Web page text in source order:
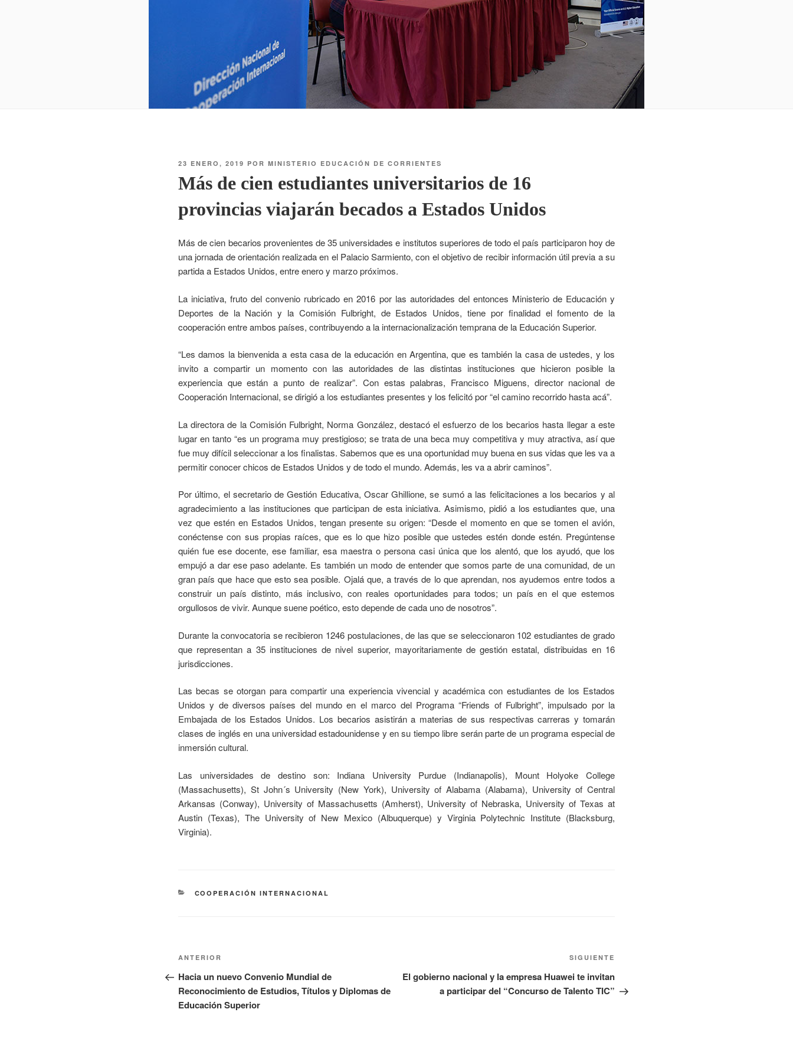
23 ENERO, 2019 POR MINISTERIO EDUCACIÓN DE CORRIENTES
Más de cien estudiantes universitarios de 16
provincias viajarán becados a Estados Unidos
Más de cien becarios provenientes de 35 universidades e institutos superiores de todo el país participaron hoy de
una jornada de orientación realizada en el Palacio Sarmiento, con el objetivo de recibir información útil previa a su
partida a Estados Unidos, entre enero y marzo próximos.
La iniciativa, fruto del convenio rubricado en 2016 por las autoridades del entonces Ministerio de Educación y
Deportes de la Nación y la Comisión Fulbright, de Estados Unidos, tiene por finalidad el fomento de la
cooperación entre ambos países, contribuyendo a la internacionalización temprana de la Educación Superior.
“Les damos la bienvenida a esta casa de la educación en Argentina, que es también la casa de ustedes, y los
invito a compartir un momento con las autoridades de las distintas instituciones que hicieron posible la
experiencia que están a punto de realizar”. Con estas palabras, Francisco Miguens, director nacional de
Cooperación Internacional, se dirigió a los estudiantes presentes y los felicitó por “el camino recorrido hasta acá”.
La directora de la Comisión Fulbright, Norma González, destacó el esfuerzo de los becarios hasta llegar a este
lugar en tanto “es un programa muy prestigioso; se trata de una beca muy competitiva y muy atractiva, así que
fue muy difícil seleccionar a los finalistas. Sabemos que es una oportunidad muy buena en sus vidas que les va a
permitir conocer chicos de Estados Unidos y de todo el mundo. Además, les va a abrir caminos”.
Por último, el secretario de Gestión Educativa, Oscar Ghillione, se sumó a las felicitaciones a los becarios y al
agradecimiento a las instituciones que participan de esta iniciativa. Asimismo, pidió a los estudiantes que, una
vez que estén en Estados Unidos, tengan presente su origen: “Desde el momento en que se tomen el avión,
conéctense con sus propias raíces, que es lo que hizo posible que ustedes estén donde estén. Pregúntense
quién fue ese docente, ese familiar, esa maestra o persona casi única que los alentó, que los ayudó, que los
empujó a dar ese paso adelante. Es también un modo de entender que somos parte de una comunidad, de un
gran país que hace que esto sea posible. Ojalá que, a través de lo que aprendan, nos ayudemos entre todos a
construir un país distinto, más inclusivo, con reales oportunidades para todos; un país en el que estemos
orgullosos de vivir. Aunque suene poético, esto depende de cada uno de nosotros”.
Durante la convocatoria se recibieron 1246 postulaciones, de las que se seleccionaron 102 estudiantes de grado
que representan a 35 instituciones de nivel superior, mayoritariamente de gestión estatal, distribuidas en 16
jurisdicciones.
Las becas se otorgan para compartir una experiencia vivencial y académica con estudiantes de los Estados
Unidos y de diversos países del mundo en el marco del Programa “Friends of Fulbright”, impulsado por la
Embajada de los Estados Unidos. Los becarios asistirán a materias de sus respectivas carreras y tomarán
clases de inglés en una universidad estadounidense y en su tiempo libre serán parte de un programa especial de
inmersión cultural.
Las universidades de destino son: Indiana University Purdue (Indianapolis), Mount Holyoke College
(Massachusetts), St John´s University (New York), University of Alabama (Alabama), University of Central
Arkansas (Conway), University of Massachusetts (Amherst), University of Nebraska, University of Texas at
Austin (Texas), The University of New Mexico (Albuquerque) y Virginia Polytechnic Institute (Blacksburg,
Virginia).
COOPERACIÓN INTERNACIONAL
ANTERIOR
Hacia un nuevo Convenio Mundial de
Reconocimiento de Estudios, Títulos y Diplomas de
Educación Superior
SIGUIENTE
El gobierno nacional y la empresa Huawei te invitan
a participar del “Concurso de Talento TIC”